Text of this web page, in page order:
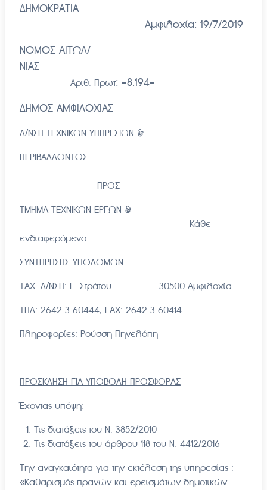
ΔΗΜΟΚΡΑΤΙΑ
Αμφιλοχία: 19/7/2019
ΝΟΜΟΣ ΑΙΤΩΛ/
ΝΙΑΣ
Αριθ. Πρωτ: -8.194-
ΔΗΜΟΣ ΑΜΦΙΛΟΧΙΑΣ
Δ/ΝΣΗ ΤΕΧΝΙΚΩΝ ΥΠΗΡΕΣΙΩΝ &
ΠΕΡΙΒΑΛΛΟΝΤΟΣ
ΠΡΟΣ
ΤΜΗΜΑ ΤΕΧΝΙΚΩΝ ΕΡΓΩΝ &
Κάθε
ενδιαφερόμενο
ΣΥΝΤΗΡΗΣΗΣ ΥΠΟΔΟΜΩΝ
ΤΑΧ. Δ/ΝΣΗ: Γ. Στράτου 30500 Αμφιλοχία
ΤΗΛ: 2642 3 60444, FAX: 2642 3 60414
Πληροφορίες: Ρούσση Πηνελόπη
ΠΡΟΣΚΛΗΣΗ ΓΙΑ ΥΠΟΒΟΛΗ ΠΡΟΣΦΟΡΑΣ
Έχοντας υπόψη:
Τις διατάξεις του Ν. 3852/2010
Τις διατάξεις του άρθρου 118 του Ν. 4412/2016
Την αναγκαιότητα για την εκτέλεση της υπηρεσίας :
«Καθαρισμός πρανών και ερεισμάτων δημοτικών